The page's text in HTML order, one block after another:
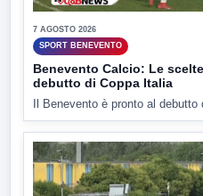
7 AGOSTO 2026
SPORT BENEVENTO
Benevento Calcio: Le
debutto di Coppa Italia
Il Benevento è pronto al debutto